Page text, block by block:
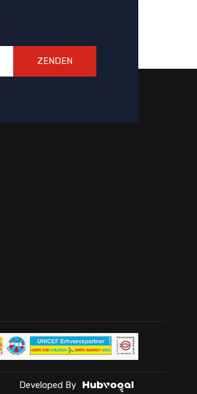
ZENDEN
Developed By